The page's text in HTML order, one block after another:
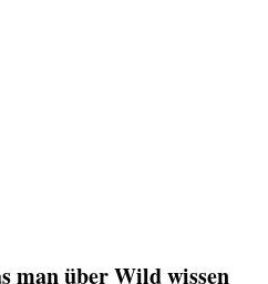
man über Wild wissen